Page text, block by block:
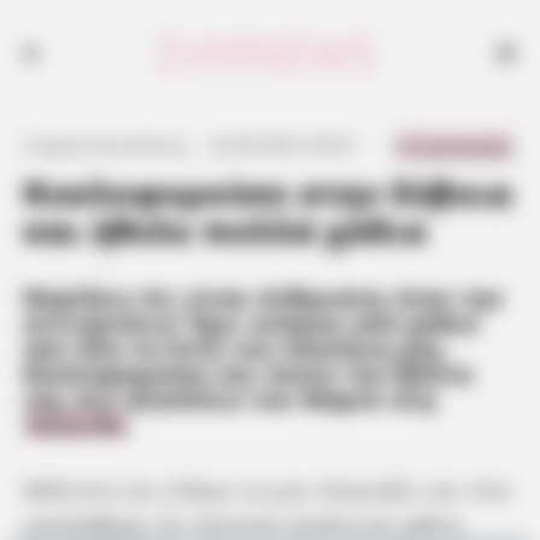
Κυκλοφορούσε στην Εύβοια
και ήθελε πολλά χάδια
Νομίζεις ότι είναι άνθρωπος όταν την
Κυκλοφορούσε και έκανε την βόλτα
καταλάβαμε ότι ζητούσε αγάπη και χάδια